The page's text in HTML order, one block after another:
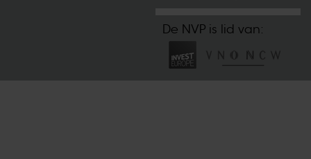
De NVP is lid van: